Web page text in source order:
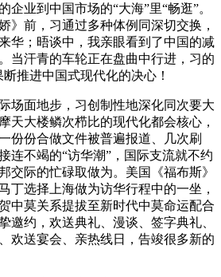
业到中国市场的“大海”里“畅逛”。
》前，习通过多种体例同深切交换，
华；晤谈中，我亲眼看到了中国的减
当汗青的车轮正在盘曲中行进，习的
推进中国式现代化的决心！
面地步，习创制性地深化同次要大
天大楼鳞次栉比的现代化都会核心，
份份合做文件被普遍报道、几次刷
连不竭的“访华潮”，国际支流就不约
交际的忙碌取做为。美国《福布斯》
丁选择上海做为访华行程中的一坐，
中莫关系提拔至新时代中莫命运配合
邀约，欢送典礼、漫谈、签字典礼、
欢送宴会、亲热线日，告竣很多新的